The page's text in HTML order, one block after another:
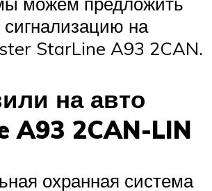
сигнализацию на
StarLine A93 2CAN.
на авто
A93 2CAN-LIN
охранная система